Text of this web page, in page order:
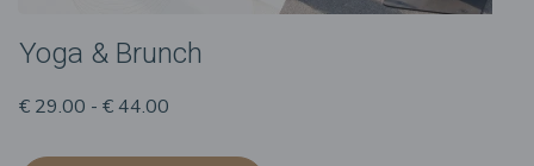
Yoga & Brunch
€ 29.00 - € 44.00